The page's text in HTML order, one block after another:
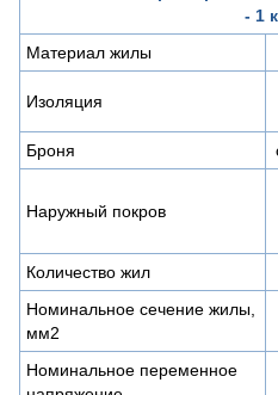
- 1
Материал жилы
Изоляция
Броня
Наружный покров
Количество жил
Номинальное сечение жилы,
мм2
Номинальное переменное